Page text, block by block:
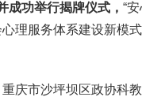
成功举行揭牌仪式， “
理服务体系建设新模
庆市沙坪坝区政协科